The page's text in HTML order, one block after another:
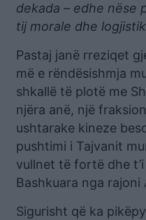
dekada – edhe nëse
tij morale dhe
Pastaj janë rreziqet
më e rëndësishmja
shkallë të plotë me
njëra anë, një
ushtarake kineze
pushtimi i Tajvanit
vullnet të fortë dhe
Bashkuara nga rajoni
Sigurisht që ka